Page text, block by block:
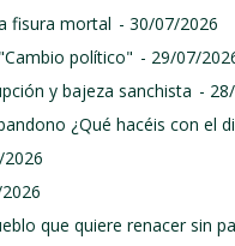
fisura mortal - 30/07/2026
político" - 29/07/
y bajeza sanchista -
¿Qué hacéis con el
que quiere renacer sin